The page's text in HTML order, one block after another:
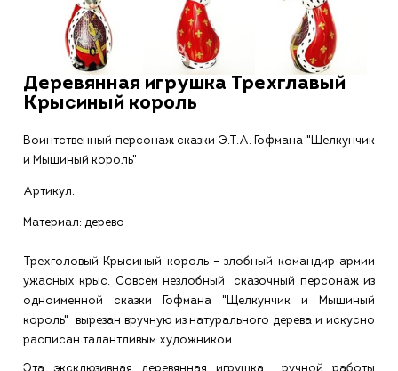
Деревянная игрушка Трехглавый
Крысиный король
Воинтственный персонаж сказки Э.Т.А. Гофмана "Щелкунчик
и Мышиный король"
Артикул:
Материал: дерево
Трехголовый Крысиный король – злобный командир армии
ужасных крыс. Совсем незлобный сказочный персонаж из
одноименной сказки Гофмана "Щелкунчик и Мышиный
король" вырезан вручную из натурального дерева и искусно
расписан талантливым художником.